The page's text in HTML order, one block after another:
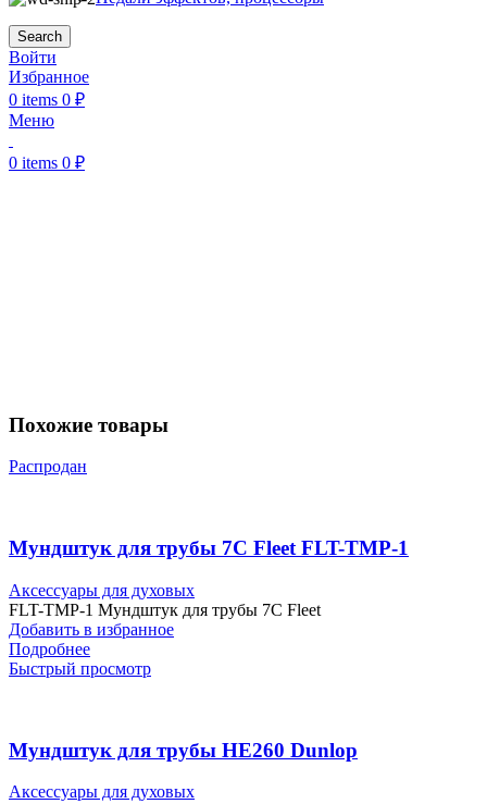
Search
Войти
Избранное
0 items 0 ₽
Меню
0 items 0 ₽
Похожие товары
Распродан
Мундштук для трубы 7C Fleet FLT-TMP-1
Аксессуары для духовых
FLT-TMP-1 Мундштук для трубы 7C Fleet
Добавить в избранное
Подробнее
Быстрый просмотр
Мундштук для трубы HE260 Dunlop
Аксессуары для духовых